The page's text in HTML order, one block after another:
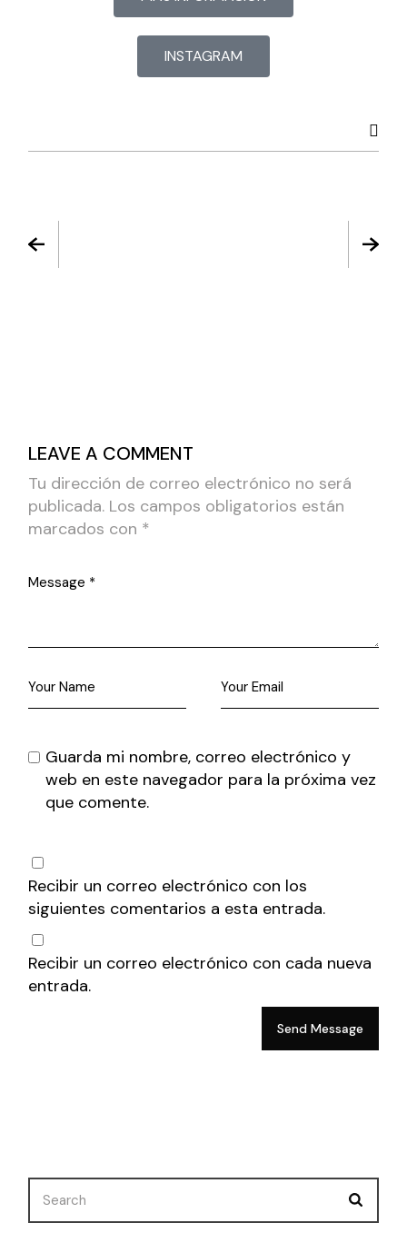
INSTAGRAM
LEAVE A COMMENT
Tu dirección de correo electrónico no será
publicada. Los campos obligatorios están
marcados con *
Guarda mi nombre, correo electrónico y
web en este navegador para la próxima vez
que comente.
Recibir un correo electrónico con los
siguientes comentarios a esta entrada.
Recibir un correo electrónico con cada nueva
entrada.
Send Message